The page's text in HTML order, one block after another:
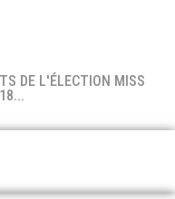
DE L'ÉLECTION MISS